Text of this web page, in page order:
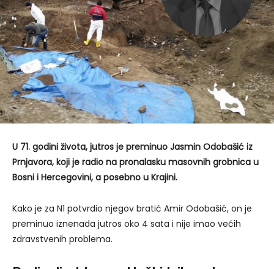
U 71. godini života, jutros je preminuo Jasmin Odobašić iz
Prnjavora, koji je radio na pronalasku masovnih grobnica u
Bosni i Hercegovini, a posebno u Krajini.
Kako je za N1 potvrdio njegov bratić Amir Odobašić, on je
preminuo iznenada jutros oko 4 sata i nije imao većih
zdravstvenih problema.